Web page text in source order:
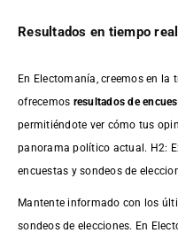
Resultados en tiempo
En Electomanía, creemos en la
ofrecemos resultados de
permitiéndote ver cómo tus
panorama político actual. H2:
encuestas y sondeos de
Mantente informado con los
sondeos de elecciones. En